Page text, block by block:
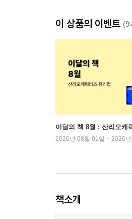
이 상품의 이벤트 (9
이달의 책 8월 : 산리오캐
2026년 08월 01일 ~ 2026년
책소개